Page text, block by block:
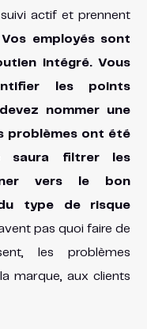
actif et prennent
Vos employés sont
intégré. Vous
les points
nommer une
problèmes ont été
saura filtrer les
vers le bon
type de risque
pas quoi faire de
les problèmes
marque, aux clients